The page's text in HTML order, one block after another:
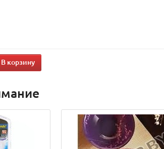
В корзину